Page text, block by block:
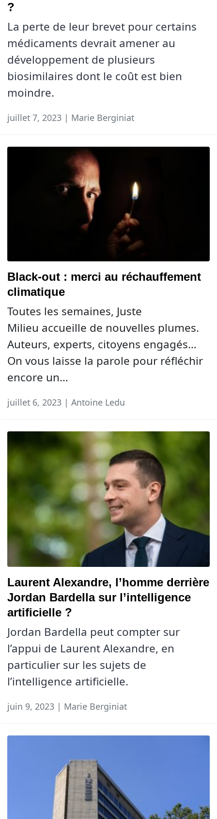
?
La perte de leur brevet pour certains
médicaments devrait amener au
développement de plusieurs
biosimilaires dont le coût est bien
moindre.
juillet 7, 2023 | Marie Berginiat
Black-out : merci au réchauffement
climatique
Toutes les semaines, Juste
Milieu accueille de nouvelles plumes.
Auteurs, experts, citoyens engagés…
On vous laisse la parole pour réfléchir
encore un…
juillet 6, 2023 | Antoine Ledu
Laurent Alexandre, l’homme derrière
Jordan Bardella sur l’intelligence
artificielle ?
Jordan Bardella peut compter sur
l’appui de Laurent Alexandre, en
particulier sur les sujets de
l’intelligence artificielle.
juin 9, 2023 | Marie Berginiat